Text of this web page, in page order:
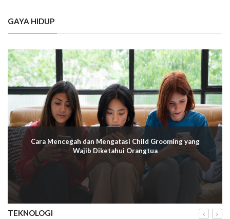
GAYA HIDUP
Cara Mencegah dan Mengatasi Child Grooming yang
Wajib Diketahui Orangtua
TEKNOLOGI